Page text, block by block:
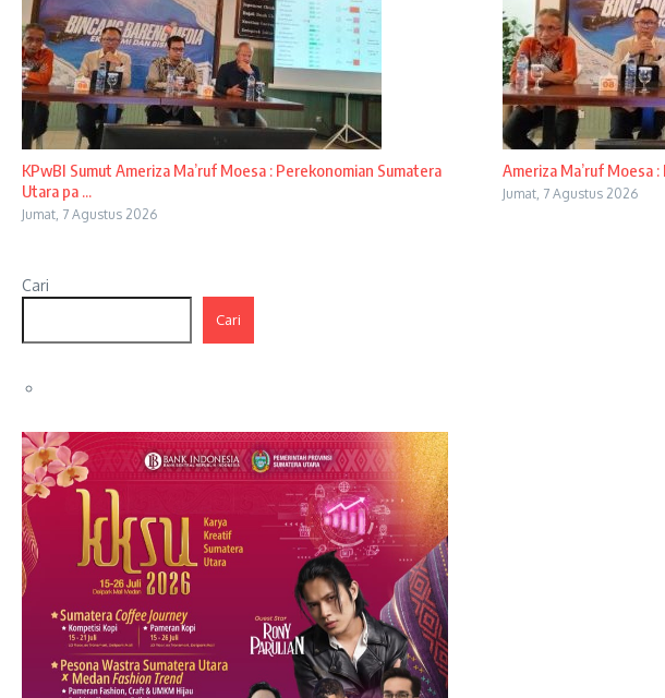
KPwBI Sumut Ameriza Ma’ruf Moesa : Perekonomian Sumatera
Utara pa ...
Jumat, 7 Agustus 2026
Ameriza Ma’ruf Moesa
Jumat, 7 Agustus 2026
Cari
Cari